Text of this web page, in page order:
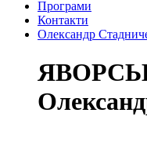
Програми
Контакти
Олександр